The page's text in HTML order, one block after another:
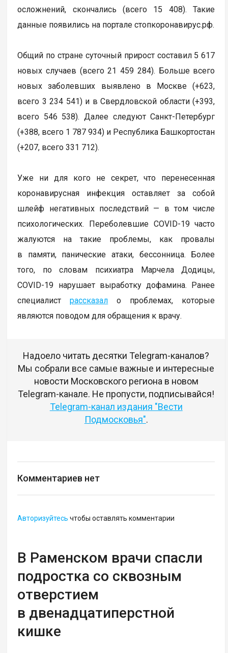
осложнений, скончались (всего 15 408). Такие
данные появились на портале стопкоронавирус.рф.
Общий по стране суточный прирост составил 5 617
новых случаев (всего 21 459 284). Больше всего
новых заболевших выявлено в Москве (+623,
всего 3 234 541) и в Свердловской области (+393,
всего 546 538). Далее следуют Санкт-Петербург
(+388, всего 1 787 934) и Республика Башкортостан
(+207, всего 331 712).
Уже ни для кого не секрет, что перенесенная
коронавирусная инфекция оставляет за собой
шлейф негативных последствий — в том числе
психологических. Переболевшие COVID-19 часто
жалуются на такие проблемы, как провалы
в памяти, панические атаки, бессонница. Более
того, по словам психиатра Марчела Додицы,
COVID-19 нарушает выработку дофамина. Ранее
специалистрассказал о проблемах, которые
являются поводом для обращения к врачу.
Надоело читать десятки Telegram-каналов?
Мы собрали все самые важные и интересные
новости Московского региона в новом
Telegram-канале. Не пропусти, подписывайся!
Telegram-канал издания "Вести
Подмосковья".
Комментариев нет
Авторизуйтесь чтобы оставлять комментарии
В Раменском врачи спасли
подростка со сквозным
отверстием
в двенадцатиперстной
кишке